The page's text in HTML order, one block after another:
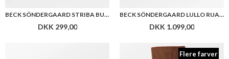
BECK SÖNDERGAARD STRIBA BUCKET HAT
DKK 299,00
BECK SÖNDERGAARD LULLO RUA BAG
DKK 1.099,00
Flere farver